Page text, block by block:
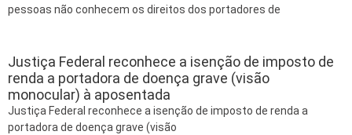
pessoas não conhecem os direitos dos portadores de
Justiça Federal reconhece a isenção de imposto de
renda a portadora de doença grave (visão
monocular) à aposentada
Justiça Federal reconhece a isenção de imposto de renda a
portadora de doença grave (visão